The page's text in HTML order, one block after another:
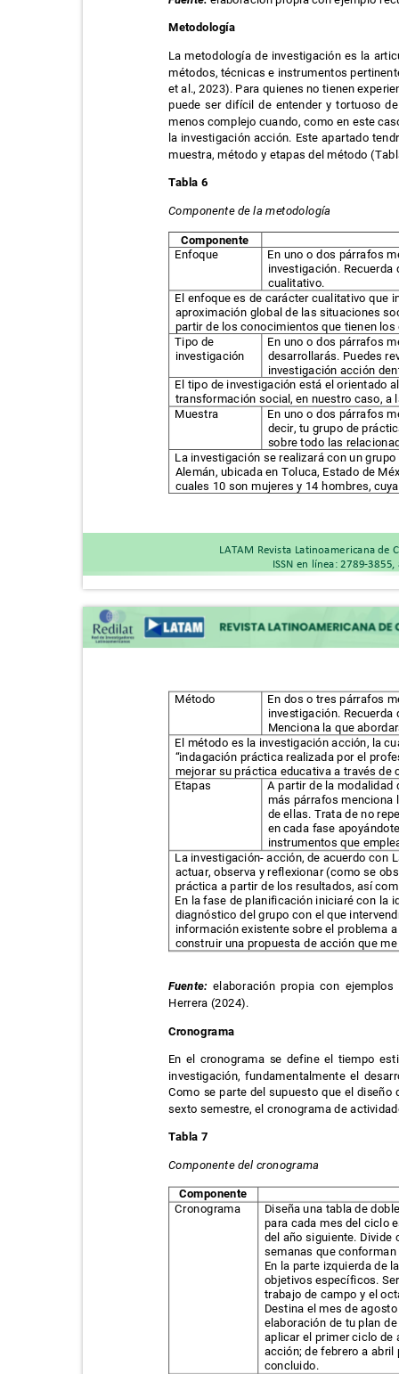
Metodología
La metodología de investigación es la
métodos, técnicas e instrumentos
et al., 2023). Para quienes no tienen
puede ser difícil de entender y tortuoso
menos complejo cuando, como en este
la investigación acción. Este apartado
muestra, método y etapas del método
Tabla 6
Componente de la metodología
Componente
Enfoque
En uno o dos párrafos
investigación.
cualitativo.
El enfoque es de carácter cualitativo que
aproximación global de las situaciones
partir de los conocimientos que tienen
Tipo de
investigación
En uno o dos párrafos
desarrollarás. Puedes
investigación acción
El tipo de investigación está el orientado
transformación social, en nuestro caso,
Muestra
En uno o dos párrafos
decir, tu grupo de
sobre todo las
La investigación se realizará con un
Alemán, ubicada en Toluca, Estado de
cuales 10 son mujeres y 14 hombres,
LATAM Revista Latinoamericana de
ISSN en línea: 2789-
Método
En dos o tres párrafos
investigación.
Menciona la que
El método es la investigación acción, la
“indagación práctica realizada por el
mejorar su práctica educativa a través de
Etapas
A partir de la
más párrafos menciona
de ellas. Trata de no
en cada fase
instrumentos que
La investigación- acción, de acuerdo
actuar, observa y reflexionar (como se
práctica a partir de los resultados, así
En la fase de planificación iniciaré con
diagnóstico del grupo con el que
información existente sobre el problema
construir una propuesta de acción que
Fuente:elaboración propia con
Herrera (2024).
Cronograma
En el cronograma se define el tiempo
investigación, fundamentalmente el
Como se parte del supuesto que el
sexto semestre, el cronograma de
Tabla 7
Componente del cronograma
Componente
Cronograma
Diseña una tabla de
para cada mes del ciclo
del año siguiente.
semanas que
En la parte izquierda de
objetivos específicos.
trabajo de campo y el
Destina el mes de
elaboración de tu plan
aplicar el primer ciclo
acción; de febrero a
concluido.